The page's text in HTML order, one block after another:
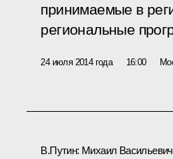
принимаемые в
региональные
24 июля 2014 года 16:00
В.Путин: Михаил